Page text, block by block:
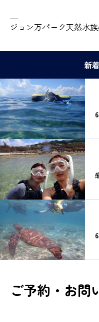
—
ジョン万パーク天然水
新
ご予約・お問